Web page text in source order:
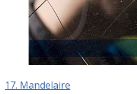
17. Mandelaire